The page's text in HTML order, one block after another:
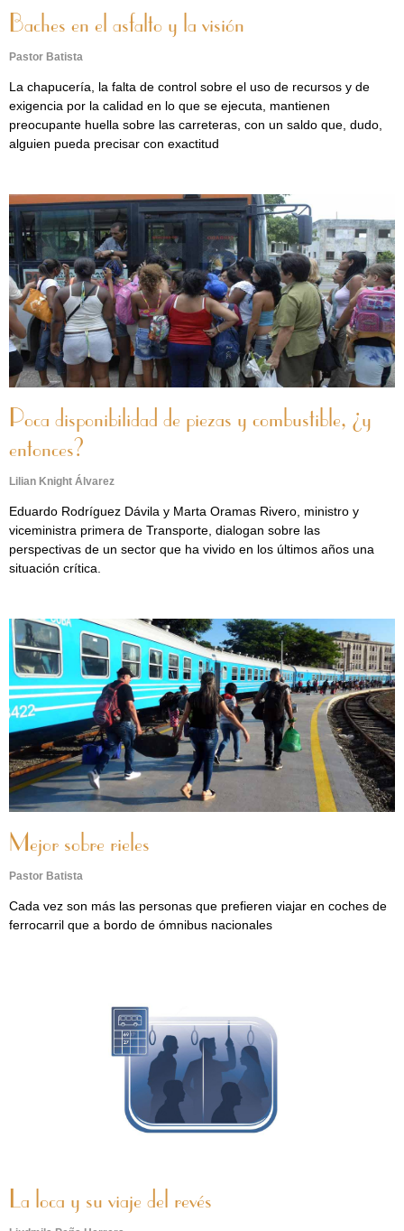
Baches en el asfalto y la visión
Pastor Batista
La chapucería, la falta de control sobre el uso de recursos y de
exigencia por la calidad en lo que se ejecuta, mantienen
preocupante huella sobre las carreteras, con un saldo que, dudo,
alguien pueda precisar con exactitud
Poca disponibilidad de piezas y combustible, ¿y
entonces?
Lilian Knight Álvarez
Eduardo Rodríguez Dávila y Marta Oramas Rivero, ministro y
viceministra primera de Transporte, dialogan sobre las
perspectivas de un sector que ha vivido en los últimos años una
situación crítica.
Mejor sobre rieles
Pastor Batista
Cada vez son más las personas que prefieren viajar en coches de
ferrocarril que a bordo de ómnibus nacionales
La loca y su viaje del revés